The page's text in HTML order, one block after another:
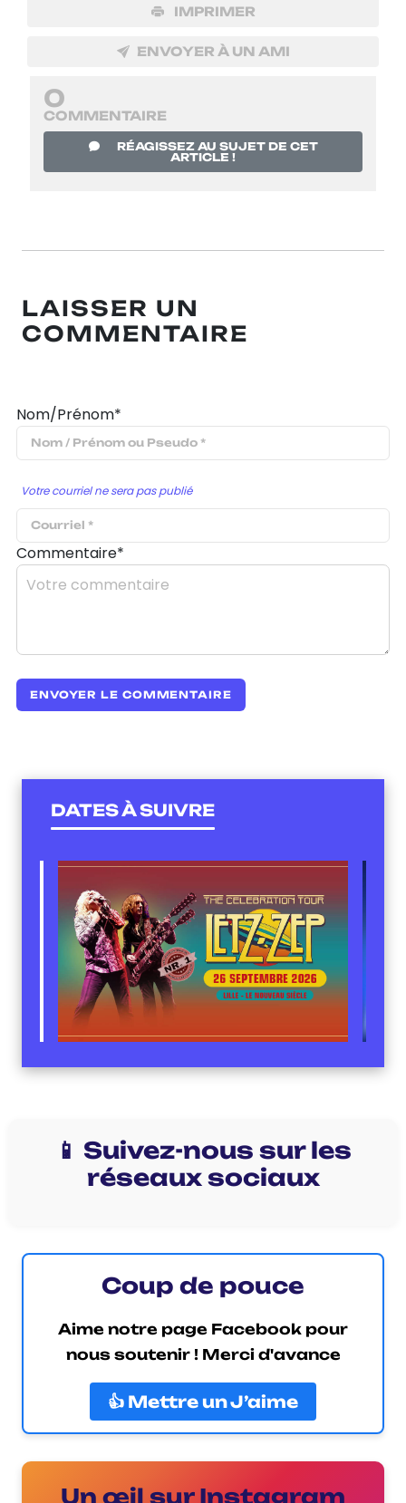
IMPRIMER
ENVOYER À UN AMI
0
COMMENTAIRE
RÉAGISSEZ AU SUJET DE CET
ARTICLE !
LAISSER UN
COMMENTAIRE
Nom/Prénom*
Votre courriel ne sera pas publié
Commentaire*
DATES À SUIVRE
📱 Suivez-nous sur les
réseaux sociaux
Coup de pouce
Aime notre page Facebook pour
nous soutenir ! Merci d'avance
👍 Mettre un J’aime
Un œil sur Instagram